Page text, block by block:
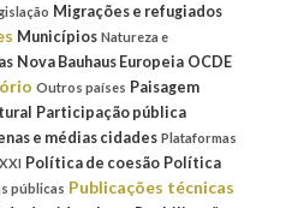
Migrações e refugiados
Municípios Natureza e
Nova Bauhaus Europeia OCDE
Outros países Paisagem
Participação pública
e médias cidades Plataformas
Política de coesão Política
públicas Publicações técnicas